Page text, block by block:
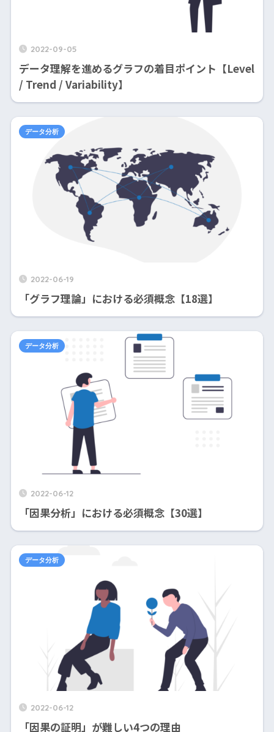
2022-09-05
データ理解を進めるグラフの着目ポイント【Level
/ Trend / Variability】
2022-06-19
「グラフ理論」における必須概念【18選】
データ分析
2022-06-12
「因果分析」における必須概念【30選】
データ分析
2022-06-12
「因果の証明」が難しい4つの理由
データ分析